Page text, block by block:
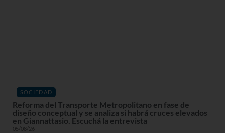
SOCIEDAD
Reforma del Transporte Metropolitano en fase de
diseño conceptual y se analiza si habrá cruces elevados
en Giannattasio. Escuchá la entrevista
05/08/26